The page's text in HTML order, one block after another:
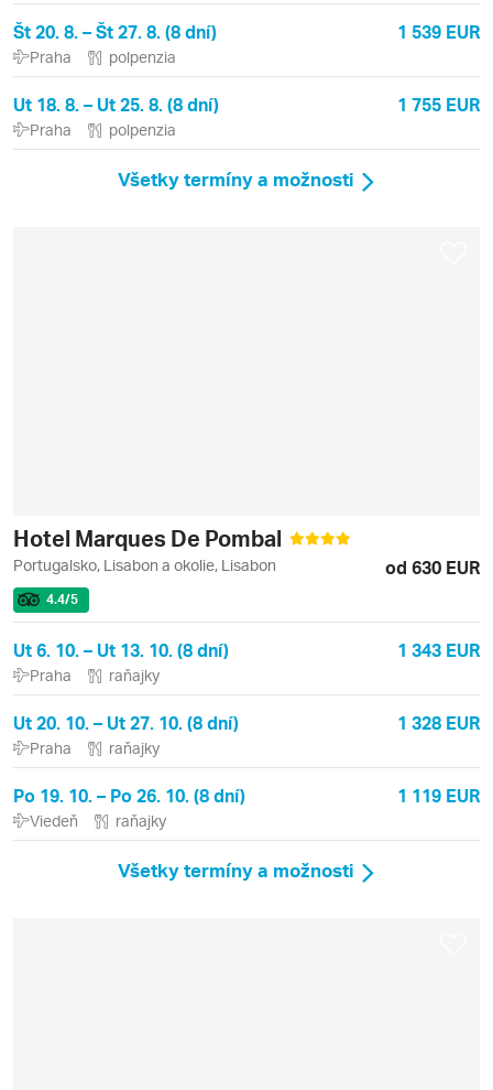
Št 20. 8. – Št 27. 8. (8 dní) 1 539 EUR
Praha polpenzia
Ut 18. 8. – Ut 25. 8. (8 dní) 1 755 EUR
Praha polpenzia
Všetky termíny a možnosti
Hotel Marques De Pombal
Portugalsko, Lisabon a okolie, Lisabon od 630 EUR
4.4/5
Ut 6. 10. – Ut 13. 10. (8 dní) 1 343 EUR
Praha raňajky
Ut 20. 10. – Ut 27. 10. (8 dní) 1 328 EUR
Praha raňajky
Po 19. 10. – Po 26. 10. (8 dní) 1 119 EUR
Viedeň raňajky
Všetky termíny a možnosti